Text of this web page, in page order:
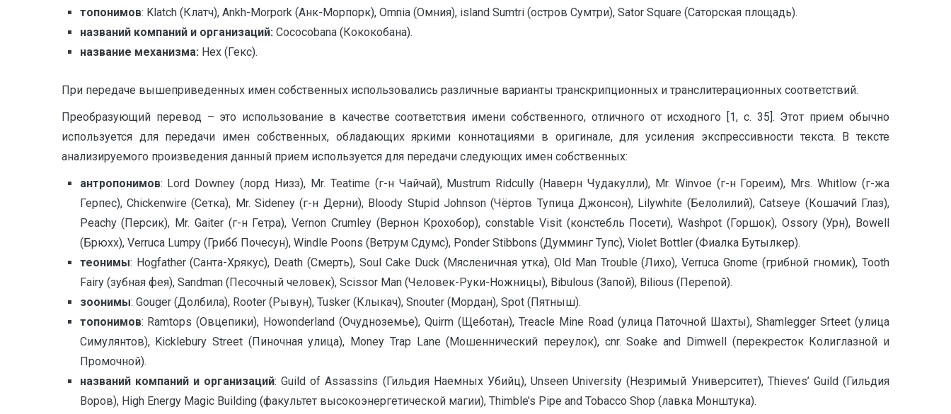
топонимов: Klatch (Клатч), Ankh-Morpork (Анк-Морпорк), Omnia (Омния), island Sumtri (остров Сумтри), Sator Square (Саторская площадь).
названий компаний и организаций: Cococobana (Кококобана).
название механизма: Hex (Гекс).
При передаче вышеприведенных имен собственных использовались различные варианты транскрипционных и транслитерационных соответствий.
Преобразующий перевод – это использование в качестве соответствия имени собственного, отличного от исходного [1, с. 35]. Этот прием обычно
используется для передачи имен собственных, обладающих яркими коннотациями в оригинале, для усиления экспрессивности текста. В тексте
анализируемого произведения данный прием используется для передачи следующих имен собственных:
антропонимов: Lord Downey (лорд Низз), Mr. Teatime (г-н Чайчай), Mustrum Ridcully (Наверн Чудакулли), Mr. Winvoe (г-н Гореим), Mrs. Whitlow (г-жа
Герпес), Chickenwire (Сетка), Mr. Sideney (г-н Дерни), Bloody Stupid Johnson (Чёртов Тупица Джонсон), Lilywhite (Белолилий), Catseye (Кошачий Глаз),
Peachy (Персик), Mr. Gaiter (г-н Гетра), Vernon Crumley (Вернон Крохобор), constable Visit (констебль Посети), Washpot (Горшок), Ossory (Урн), Bowell
(Брюхх), Verruca Lumpy (Грибб Почесун), Windle Poons (Ветрум Сдумс), Ponder Stibbons (Думминг Тупс), Violet Bottler (Фиалка Бутылкер).
теонимы: Hogfather (Санта-Хрякус), Death (Смерть), Soul Cake Duck (Мясленичная утка), Old Man Trouble (Лихо), Verruca Gnome (грибной гномик), Tooth
Fairy (зубная фея), Sandman (Песочный человек), Scissor Man (Человек-Руки-Ножницы), Bibulous (Запой), Bilious (Перепой).
зоонимы: Gouger (Долбила), Rooter (Рывун), Tusker (Клыкач), Snouter (Мордан), Spot (Пятныш).
топонимов: Ramtops (Овцепики), Howonderland (Очудноземье), Quirm (Щеботан), Treacle Mine Road (улица Паточной Шахты), Shamlegger Srteet (улица
Симулянтов), Kicklebury Street (Пиночная улица), Money Trap Lane (Мошеннический переулок), cnr. Soake and Dimwell (перекресток Колиглазной и
Промочной).
названий компаний и организаций: Guild of Assassins (Гильдия Наемных Убийц), Unseen University (Незримый Университет), Thieves’ Guild (Гильдия
Воров), High Energy Magic Building (факультет высокоэнергетической магии), Thimble’s Pipe and Tobacco Shop (лавка Монштука).